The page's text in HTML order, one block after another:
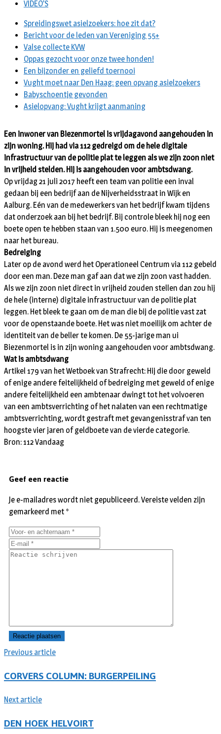
VIDEO’S
Spreidingswet asielzoekers: hoe zit dat?
Bericht voor de leden van Vereniging 55+
Valse collecte KVW
Oppas gezocht voor onze twee honden!
Een bijzonder en geliefd toernooi
Vught moet naar Den Haag: geen opvang asielzoekers
Babyschoentje gevonden
Asielopvang: Vught krijgt aanmaning
Een inwoner van Biezenmortel is vrijdagavond aangehouden in
zijn woning. Hij had via 112 gedreigd om de hele digitale
infrastructuur van de politie plat te leggen als we zijn zoon niet
in vrijheid stelden. Hij is aangehouden voor ambtsdwang.
Op vrijdag 21 juli 2017 heeft een team van politie een inval
gedaan bij een bedrijf aan de Nijverheidsstraat in Wijk en
Aalburg. Eén van de medewerkers van het bedrijf kwam tijdens
dat onderzoek aan bij het bedrijf. Bij controle bleek hij nog een
boete open te hebben staan van 1.500 euro. Hij is meegenomen
naar het bureau.
Bedreiging
Later op de avond werd het Operationeel Centrum via 112 gebeld
door een man. Deze man gaf aan dat we zijn zoon vast hadden.
Als we zijn zoon niet direct in vrijheid zouden stellen dan zou hij
de hele (interne) digitale infrastructuur van de politie plat
leggen. Het bleek te gaan om de man die bij de politie vast zat
voor de openstaande boete. Het was niet moeilijk om achter de
identiteit van de beller te komen. De 55-jarige man ui
Biezenmortel is in zijn woning aangehouden voor ambtsdwang.
Wat is ambtsdwang
Artikel 179 van het Wetboek van Strafrecht: Hij die door geweld
of enige andere feitelijkheid of bedreiging met geweld of enige
andere feitelijkheid een ambtenaar dwingt tot het volvoeren
van een ambtsverrichting of het nalaten van een rechtmatige
ambtsverrichting, wordt gestraft met gevangenisstraf van ten
hoogste vier jaren of geldboete van de vierde categorie.
Bron: 112 Vandaag
Previous article
CORVERS COLUMN: BURGERPEILING
Next article
DEN HOEK HELVOIRT
Geef een reactie
Je e-mailadres wordt niet gepubliceerd.Vereiste velden zijn
gemarkeerd met *